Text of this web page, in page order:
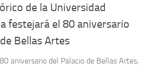
de la Universidad
festejará el 80 aniversario
Bellas Artes
aniversario del Palacio de Bellas Artes,